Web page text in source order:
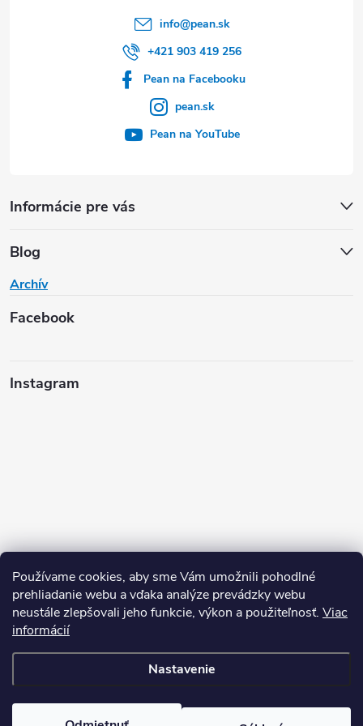
Používame cookies, aby sme Vám umožnili pohodlné
prehliadanie webu a vďaka analýze prevádzky webu
neustále zlepšovali jeho funkcie, výkon a použiteľnosť. Viac
informácií
Nastavenie
Informácie pre vás
Blog
Archív
Facebook
info@pean.sk
+421 903 419 256
Pean na Facebooku
pean.sk
Pean na YouTube
Instagram
Sledovať na Instagrame
. Všetky práva vyhradené.